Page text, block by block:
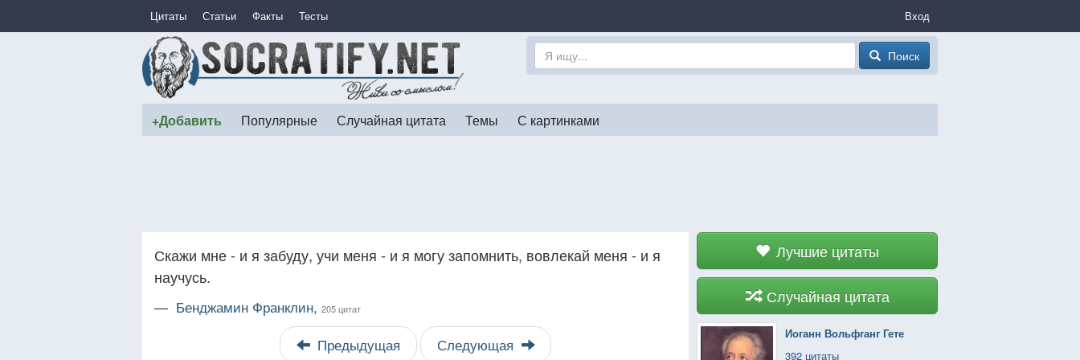
Цитаты Статьи Факты Тесты Вход
Поиск
+Добавить Популярные Случайная цитата Темы С картинками
Лучшие цитаты
Случайная цитата
Иоганн Вольфганг Гете
392 цитаты
Скажи мне - и я забуду, учи меня - и я могу запомнить, вовлекай меня - и я
научусь.
— Бенджамин Франклин, 205 цитат
Предыдущая Следующая